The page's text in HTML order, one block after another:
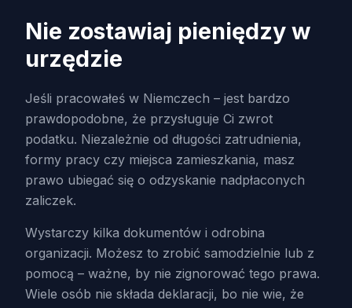
Nie zostawiaj pieniędzy w
urzędzie
Jeśli pracowałeś w Niemczech – jest bardzo
prawdopodobne, że przysługuje Ci zwrot
podatku. Niezależnie od długości zatrudnienia,
formy pracy czy miejsca zamieszkania, masz
prawo ubiegać się o odzyskanie nadpłaconych
zaliczek.
Wystarczy kilka dokumentów i odrobina
organizacji. Możesz to zrobić samodzielnie lub z
pomocą – ważne, by nie zignorować tego prawa.
Wiele osób nie składa deklaracji, bo nie wie, że